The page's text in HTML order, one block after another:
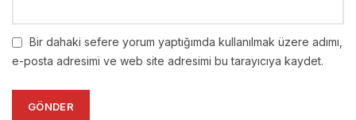
Bir dahaki sefere yorum yaptığımda kullanılmak üzere adımı,
e-posta adresimi ve web site adresimi bu tarayıcıya kaydet.